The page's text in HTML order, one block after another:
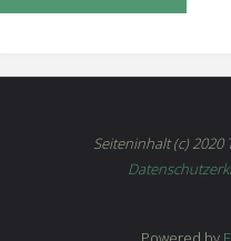
mit
Gerhardt
Seiteninhalt (c) 2020